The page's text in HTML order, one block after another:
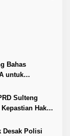
Bahas
untuk
Sulteng
Hak
Desak Polisi